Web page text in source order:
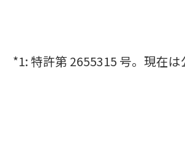
*1: 特許第 2655315 号。現在は